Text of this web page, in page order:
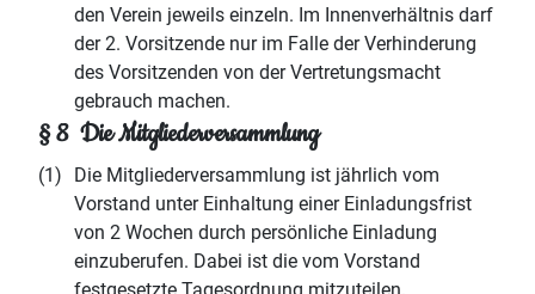
den Verein jeweils einzeln. Im Innenverhältnis darf
der 2. Vorsitzende nur im Falle der Verhinderung
des Vorsitzenden von der Vertretungsmacht
gebrauch machen.
§ 8 Die Mitgliederversammlung
(1)
Die Mitgliederversammlung ist jährlich vom
Vorstand unter Einhaltung einer Einladungsfrist
von 2 Wochen durch persönliche Einladung
einzuberufen. Dabei ist die vom Vorstand